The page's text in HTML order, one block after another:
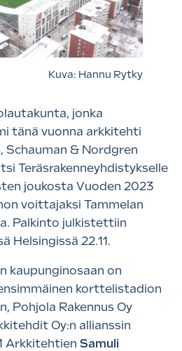
Kuva: Hannu Rytky
jonka
tänä vuonna arkkitehti
, Schauman & Nordgren
Teräsrakenneyhdistykselle
joukosta Vuoden 2023
voittajaksi Tammelan
Palkinto julkistettiin
Helsingissä 22.11.
kaupunginosaan on
korttelistadion
Pohjola Rakennus Oy
Oy:n allianssin
Arkkitehtien Samuli